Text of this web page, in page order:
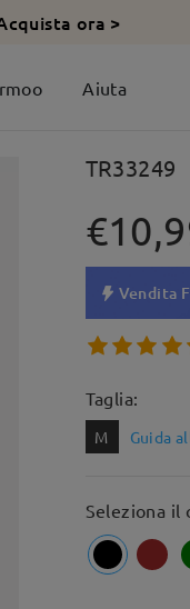
ora >
Aiuta
TR33249
Vendita
Taglia:
M Guida
Seleziona il